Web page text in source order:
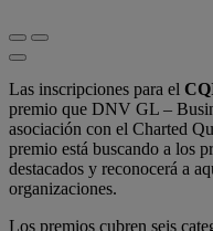
Las inscripciones para el
premio que DNV GL –
asociación con el Charted
premio está buscando a los
destacados y reconocerá a
organizaciones.
Los premios cubren seis